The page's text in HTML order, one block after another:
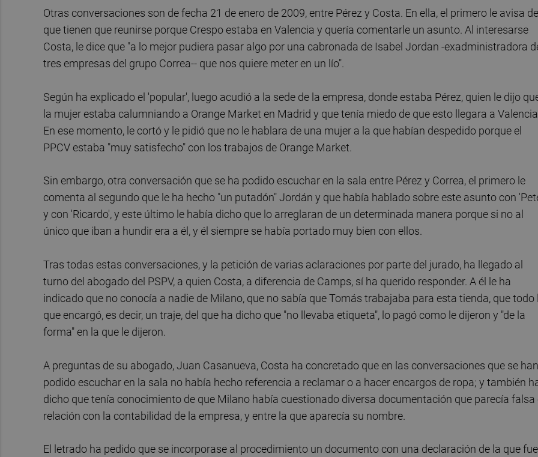
Otras conversaciones son de fecha 21 de enero de 2009, entre Pérez y Costa. En ella, el primero le avisa de
que tienen que reunirse porque Crespo estaba en Valencia y quería comentarle un asunto. Al interesarse
Costa, le dice que "a lo mejor pudiera pasar algo por una cabronada de Isabel Jordan -exadministradora
tres empresas del grupo Correa-- que nos quiere meter en un lío".
Según ha explicado el 'popular', luego acudió a la sede de la empresa, donde estaba Pérez, quien le dijo
la mujer estaba calumniando a Orange Market en Madrid y que tenía miedo de que esto llegara a
En ese momento, le cortó y le pidió que no le hablara de una mujer a la que habían despedido porque el
PPCV estaba "muy satisfecho" con los trabajos de Orange Market.
Sin embargo, otra conversación que se ha podido escuchar en la sala entre Pérez y Correa, el primero le
comenta al segundo que le ha hecho "un putadón" Jordán y que había hablado sobre este asunto con
y con 'Ricardo', y este último le había dicho que lo arreglaran de un determinada manera porque si no al
único que iban a hundir era a él, y él siempre se había portado muy bien con ellos.
Tras todas estas conversaciones, y la petición de varias aclaraciones por parte del jurado, ha llegado al
turno del abogado del PSPV, a quien Costa, a diferencia de Camps, sí ha querido responder. A él le ha
indicado que no conocía a nadie de Milano, que no sabía que Tomás trabajaba para esta tienda, que todo
que encargó, es decir, un traje, del que ha dicho que "no llevaba etiqueta", lo pagó como le dijeron y "de la
forma" en la que le dijeron.
A preguntas de su abogado, Juan Casanueva, Costa ha concretado que en las conversaciones que se han
podido escuchar en la sala no había hecho referencia a reclamar o a hacer encargos de ropa; y también
dicho que tenía conocimiento de que Milano había cuestionado diversa documentación que parecía falsa
relación con la contabilidad de la empresa, y entre la que aparecía su nombre.
El letrado ha pedido que se incorporase al procedimiento un documento con una declaración de la que fue